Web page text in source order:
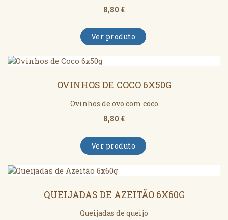
8,80 €
Ver produto
OVINHOS DE COCO 6X50G
Ovinhos de ovo com coco
8,80 €
Ver produto
QUEIJADAS DE AZEITÃO 6X60G
Queijadas de queijo